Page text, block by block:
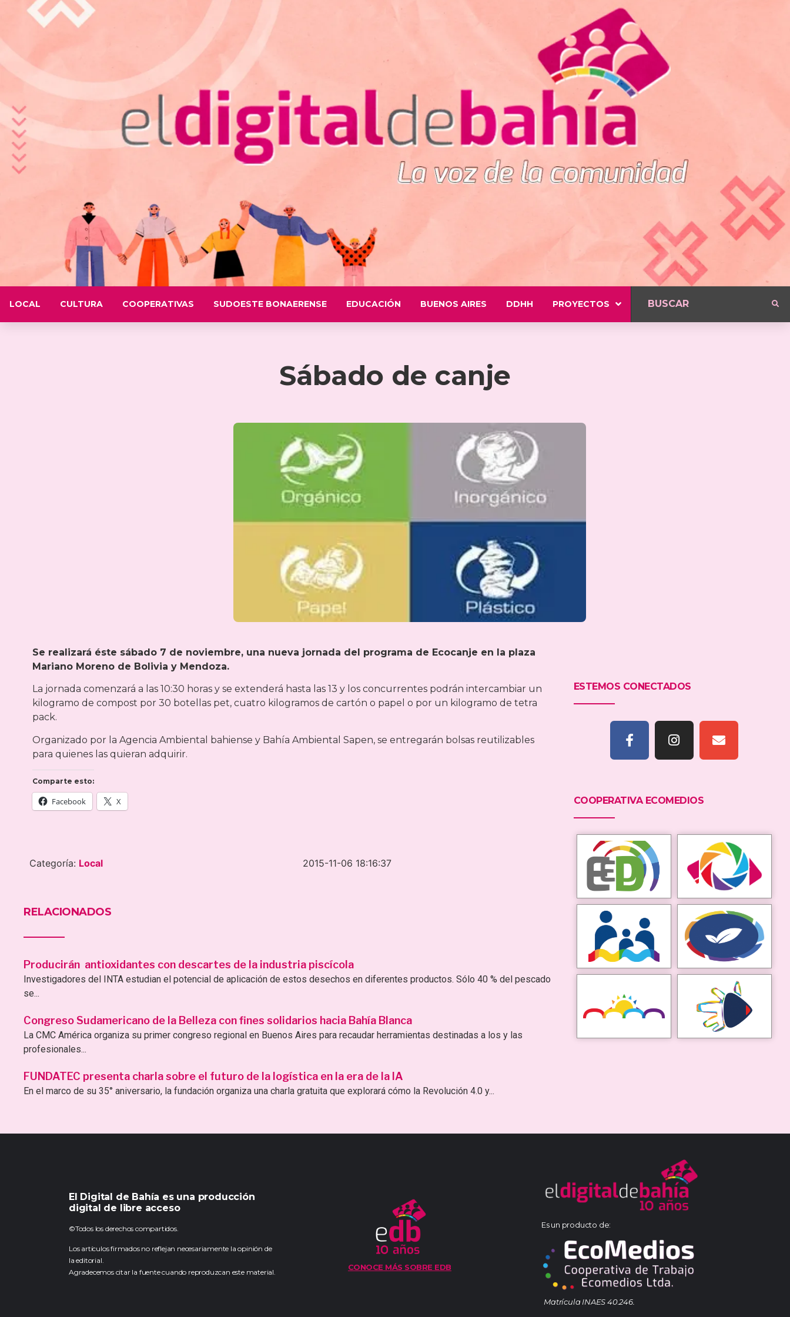
LOCAL CULTURA COOPERATIVAS SUDOESTE BONAERENSE EDUCACIÓN BUENOS AIRES DDHH PROYECTOS
Sábado de canje
Se realizará éste sábado 7 de noviembre, una nueva jornada del programa de Ecocanje en la plaza
Mariano Moreno de Bolivia y Mendoza.
La jornada comenzará a las 10:30 horas y se extenderá hasta las 13 y los concurrentes podrán intercambiar un
kilogramo de compost por 30 botellas pet, cuatro kilogramos de cartón o papel o por un kilogramo de tetra
pack.
Organizado por la Agencia Ambiental bahiense y Bahía Ambiental Sapen, se entregarán bolsas reutilizables
para quienes las quieran adquirir.
Comparte esto:
Facebook X
Categoría: Local 2015-11-06 18:16:37
RELACIONADOS
Producirán antioxidantes con descartes de la industria piscícola
Investigadores del INTA estudian el potencial de aplicación de estos desechos en diferentes productos. Sólo 40 % del pescado
se...
Congreso Sudamericano de la Belleza con fines solidarios hacia Bahía Blanca
La CMC América organiza su primer congreso regional en Buenos Aires para recaudar herramientas destinadas a los y las
profesionales...
FUNDATEC presenta charla sobre el futuro de la logística en la era de la IA
En el marco de su 35° aniversario, la fundación organiza una charla gratuita que explorará cómo la Revolución 4.0 y...
ESTEMOS CONECTADOS
COOPERATIVA ECOMEDIOS
El Digital de Bahía es una producción
digital de libre acceso
©Todos los derechos compartidos.
Los artículos firmados no reflejan necesariamente la opinión de
la editorial.
Agradecemos citar la fuente cuando reproduzcan este material.
CONOCE MÁS SOBRE EDB
Es un producto de:
Matrícula INAES 40.246.